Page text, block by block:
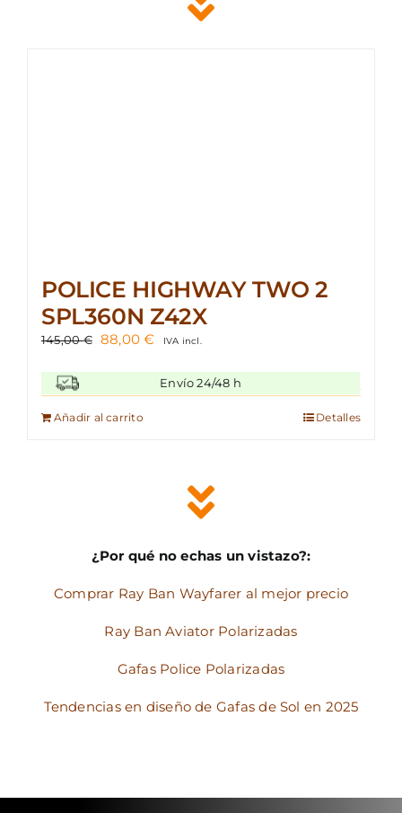
POLICE HIGHWAY TWO 2
SPL360N Z42X
145,00€ El
original
era:
145,00 €.
88,00€ El
actual
es:
IVA incl.
Envío 24/48 h
Añadir al carrito Detalles
¿Por qué no echas un vistazo?:
Comprar Ray Ban Wayfarer al mejor precio
Ray Ban Aviator Polarizadas
Gafas Police Polarizadas
Tendencias en diseño de Gafas de Sol en 2025